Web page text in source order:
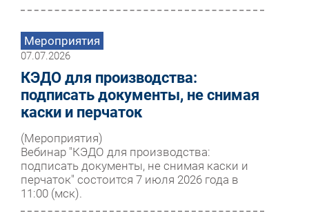
Мероприятия
07.07.2026
КЭДО для производства:
подписать документы, не снимая
каски и перчаток
(Мероприятия)
Вебинар "КЭДО для производства:
подписать документы, не снимая каски и
перчаток" состоится 7 июля 2026 года в
11:00 (мск).